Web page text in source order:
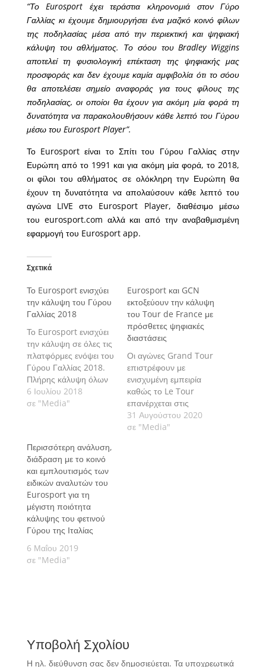
“Το Eurosport έχει τεράστια κληρονομιά στον Γύρο
Γαλλίας κι έχουμε δημιουργήσει ένα μαζικό κοινό φίλων
της ποδηλασίας μέσα από την περιεκτική και ψηφιακή
κάλυψη του αθλήματος. Το σόου του Bradley Wiggins
αποτελεί τη φυσιολογική επέκταση της ψηφιακής μας
προσφοράς και δεν έχουμε καμία αμφιβολία ότι το σόου
θα αποτελέσει σημείο αναφοράς για τους φίλους της
ποδηλασίας, οι οποίοι θα έχουν για ακόμη μία φορά τη
δυνατότητα να παρακολουθήσουν κάθε λεπτό του Γύρου
μέσω του Eurosport Player”.
Το Eurosport είναι το Σπίτι του Γύρου Γαλλίας στην
Ευρώπη από το 1991 και για ακόμη μία φορά, το 2018,
οι φίλοι του αθλήματος σε ολόκληρη την Ευρώπη θα
έχουν τη δυνατότητα να απολαύσουν κάθε λεπτό του
αγώνα LIVE στο Eurosport Player, διαθέσιμο μέσω
του eurosport.com αλλά και από την αναβαθμισμένη
εφαρμογή του Eurosport app.
Σχετικά
Το Eurosport ενισχύει
την κάλυψη του Γύρου
Γαλλίας 2018
Το Eurosport ενισχύει
την κάλυψη σε όλες τις
πλατφόρμες ενόψει του
Γύρου Γαλλίας 2018.
Πλήρης κάλυψη όλων
των ετάπ από το
πρώτο μέχρι το
25 ωρών
αποκλειστικού
περιεχομένου στις
περισσότερες
ευρωπαϊκές αγορές.
6 Ιουλίου 2018
σε "Media"
Eurosport και GCN
εκτοξεύουν την κάλυψη
του Tour de France με
πρόσθετες ψηφιακές
διαστάσεις
Οι αγώνες Grand Tour
επιστρέφουν με
ενισχυμένη εμπειρία
καθώς το Le Tour
επανέρχεται στις
οθόνες. Οι τηλεθεατές
μπορούν να
31 Αυγούστου 2020
σε "Media"
Περισσότερη ανάλυση,
διάδραση με το κοινό
και εμπλουτισμός των
ειδικών αναλυτών του
Eurosport για τη
μέγιστη ποιότητα
κάλυψης του φετινού
Γύρου της Ιταλίας
6 Μαΐου 2019
σε "Media"
Υποβολή Σχολίου
Η ηλ. διεύθυνση σας δεν δημοσιεύεται. Τα υποχρεωτικά